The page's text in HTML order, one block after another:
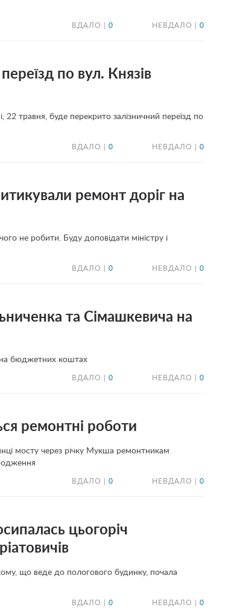
ВДАЛО | 0 НЕВДАЛО | 0
по вул. Князів
22 травня, буде перекрито залізничний переїзд по
ВДАЛО | 0 НЕВДАЛО | 0
ремонт доріг на
не робити. Буду доповідати міністру і
ВДАЛО | 0 НЕВДАЛО | 0
та Сімашкевича на
на бюджетних коштах
ВДАЛО | 0 НЕВДАЛО | 0
ремонтні роботи
мосту через річку Мукша ремонтникам
ВДАЛО | 0 НЕВДАЛО | 0
цьогоріч
що веде до пологового будинку, почала
ВДАЛО | 0 НЕВДАЛО | 0